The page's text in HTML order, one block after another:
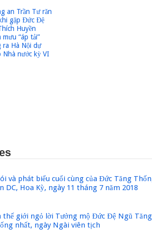
an Trần Tư răn
gặp Đức Đệ
Huyền
“áp tải”
ra Hà Nội dự
Nhà nước kỳ VI
và phát biểu cuối cùng của Đức Tăng
DC, Hoa Kỳ, ngày 11 tháng 7 năm 2018
thế giới ngỏ lời Tưởng mộ Đức Đệ Ngũ
nhất, ngày Ngài viên tịch